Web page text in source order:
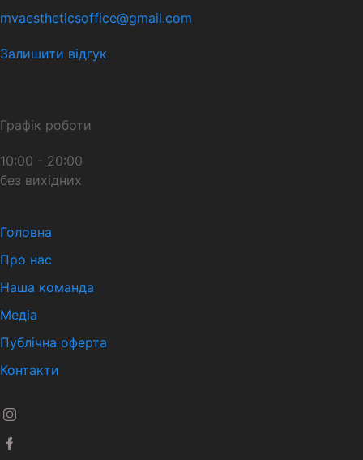
mvaestheticsoffice@gmail.com
Залишити відгук
Графік роботи
10:00 - 20:00
без вихідних
Головна
Про нас
Наша команда
Медіа
Публічна оферта
Контакти